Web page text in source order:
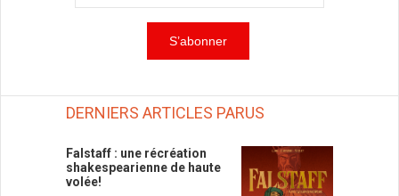
DERNIERS ARTICLES PARUS
Falstaff : une récréation
shakespearienne de haute
volée!